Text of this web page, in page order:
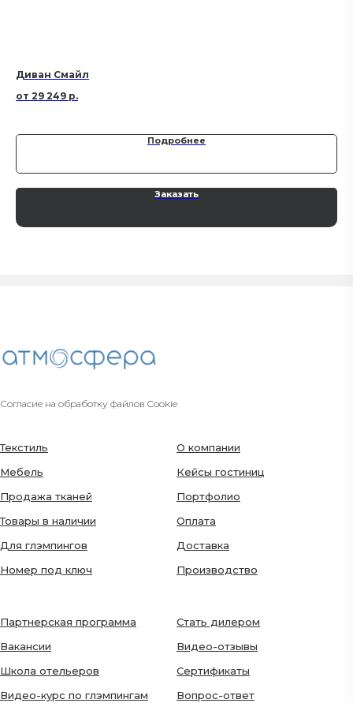
Диван Смайл
29 249 р.
Подробнее
Заказать
Согласие на обработку файлов Cookie
Текстиль
Мебель
Продажа тканей
Товары в наличии
Для глэмпингов
Номер под ключ
О компании
Кейсы гостиниц
Портфолио
Оплата
Доставка
Производство
Партнерская программа
Вакансии
Школа отельеров
Видео-курс по глэмпингам
Стать дилером
Видео-отзывы
Сертификаты
Вопрос-ответ